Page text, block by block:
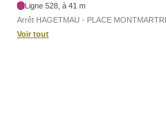
Ligne 528, à 41 m
Arrêt HAGETMAU - PLACE
Voir tout